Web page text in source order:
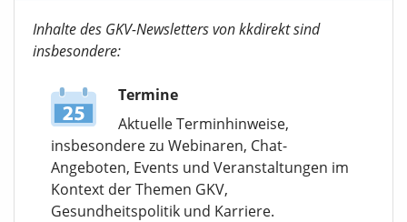
Inhalte des GKV-Newsletters von kkdirekt sind
insbesondere:
Termine
Aktuelle Terminhinweise,
insbesondere zu Webinaren, Chat-
Angeboten, Events und Veranstaltungen im
Kontext der Themen GKV,
Gesundheitspolitik und Karriere.